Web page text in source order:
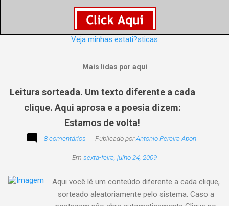
Veja minhas estati?sticas
Mais lidas por aqui
Leitura sorteada. Um texto diferente a cada
clique. Aqui aprosa e a poesia dizem:
Estamos de volta!
8 comentários Publicado porAntonio Pereira Apon
Em sexta-feira, julho 24, 2009
Aqui você lê um conteúdo diferente a cada clique,
sorteado aleatoriamente pelo sistema. Caso a